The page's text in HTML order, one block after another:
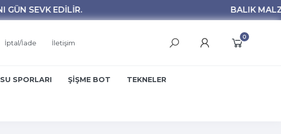
İptal/İade İletişim
0
SU SPORLARI ŞİŞME BOT TEKNELER